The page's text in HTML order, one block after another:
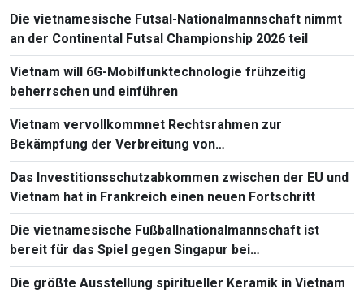
Die vietnamesische Futsal-Nationalmannschaft nimmt
an der Continental Futsal Championship 2026 teil
Vietnam will 6G-Mobilfunktechnologie frühzeitig
beherrschen und einführen
Vietnam vervollkommnet Rechtsrahmen zur
Bekämpfung der Verbreitung von
Massenvernichtungswaffen
Das Investitionsschutzabkommen zwischen der EU und
Vietnam hat in Frankreich einen neuen Fortschritt
Die vietnamesische Fußballnationalmannschaft ist
bereit für das Spiel gegen Singapur bei
Südostasienmeisterschaft 2026
Die größte Ausstellung spiritueller Keramik in Vietnam